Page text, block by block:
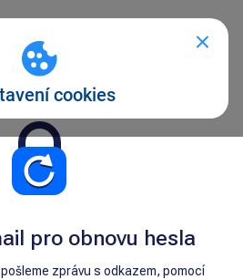
pro obnovu hesla
zprávu s odkazem, pomocí